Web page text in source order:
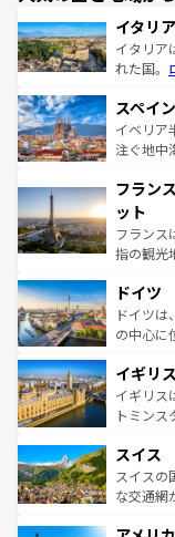
イタリア
イタリア
れた国。
ろん、ト
景など、
ピザやパ
ませてく
なお、新
しい。
スペイン
イベリア
注ぐ地中
文化が根
れる闘牛
る。首都
アートに
せる。地
ンテンツ
フラン
ット
フランス
指の観光
で、幅広
聖堂、美
から魅了
いる。シ
香り高い
らに、パ
れる地方
を参照し
ドイツ
ドイツ
の中心に
顔を持つ
ルリンの
してライ
は、お酒好
ドイツ情
イギリス
イギリス
トミンス
リアごと
ティー、
戦など、
スイス
スイスの
な交通網